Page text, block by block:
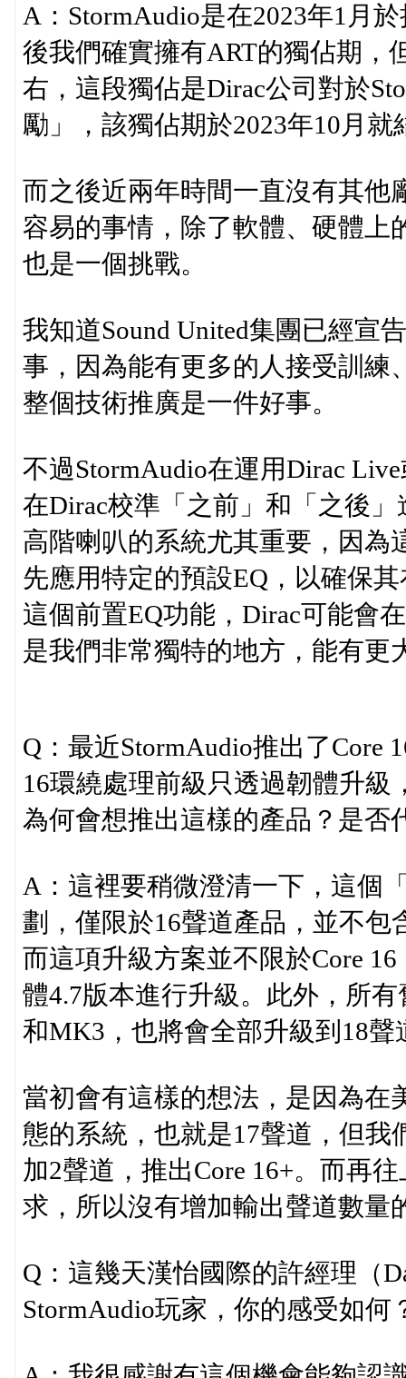
A：StormAudio是在2023年1月
後我們確實擁有ART的獨佔期，
右，這段獨佔是Dirac公司對於
勵」，該獨佔期於2023年10月就
而之後近兩年時間一直沒有其他
容易的事情，除了軟體、硬體上
也是一個挑戰。
我知道Sound United集團已經宣
事，因為能有更多的人接受訓練
整個技術推廣是一件好事。
不過StormAudio在運用Dirac
在Dirac校準「之前」和「之後
高階喇叭的系統尤其重要，因為
先應用特定的預設EQ，以確保
這個前置EQ功能，Dirac可能會
是我們非常獨特的地方，能有更
Q：最近StormAudio推出了Core
16環繞處理前級只透過韌體升級
為何會想推出這樣的產品？是否
A：這裡要稍微澄清一下，這個
劃，僅限於16聲道產品，並不包
而這項升級方案並不限於Core
體4.7版本進行升級。此外，所
和MK3，也將會全部升級到18聲
當初會有這樣的想法，是因為在
態的系統，也就是17聲道，但
加2聲道，推出Core 16+。而再
求，所以沒有增加輸出聲道數量
Q：這幾天漢怡國際的許經理（
StormAudio玩家，你的感受如